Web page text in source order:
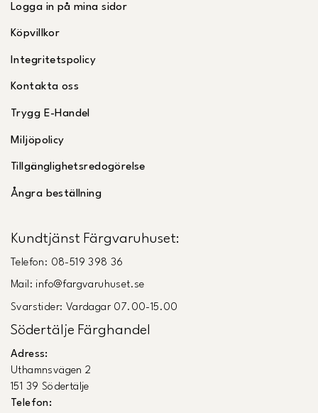
Logga in på mina sidor
Köpvillkor
Integritetspolicy
Kontakta oss
Trygg E-Handel
Miljöpolicy
Tillgänglighetsredogörelse
Ångra beställning
Kundtjänst Färgvaruhuset:
Telefon: 08-519 398 36
Mail: info@fargvaruhuset.se
Svarstider: Vardagar 07.00-15.00
Södertälje Färghandel
Adress:
Uthamnsvägen 2
151 39 Södertälje
Telefon: